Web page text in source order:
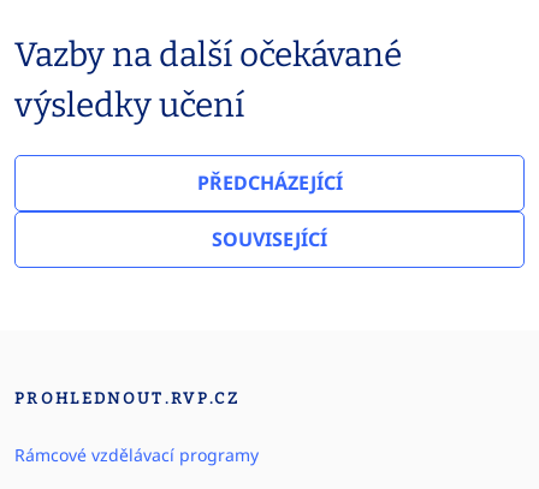
Vazby na další očekávané
výsledky učení
PŘEDCHÁZEJÍCÍ
SOUVISEJÍCÍ
PROHLEDNOUT.RVP.CZ
Rámcové vzdělávací programy